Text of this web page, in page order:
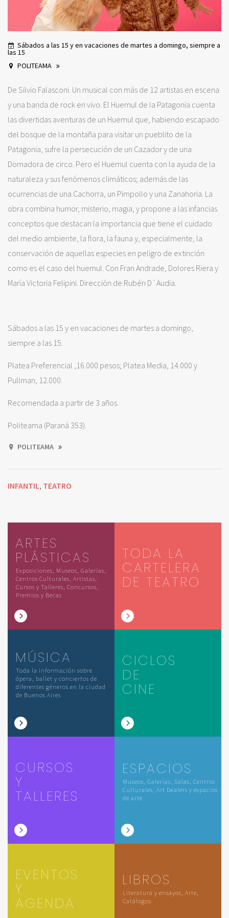
Sábados a las 15 y en vacaciones de martes a domingo, siempre a
las 15
POLITEAMA
De Silvio Falasconi. Un musical con más de 12 artistas en escena
y una banda de rock en vivo. El Huemul de la Patagonia cuenta
las divertidas aventuras de un Huemul que, habiendo escapado
del bosque de la montaña para visitar un pueblito de la
Patagonia, sufre la persecución de un Cazador y de una
Domadora de circo. Pero el Huemul cuenta con la ayuda de la
naturaleza y sus fenómenos climáticos; además de las
ocurrencias de una Cachorra, un Pimpollo y una Zanahoria. La
obra combina humor, misterio, magia, y propone a las infancias
conceptos que destacan la importancia que tiene el cuidado
del medio ambiente, la flora, la fauna y, especialmente, la
conservación de aquellas especies en peligro de extinción
como es el caso del huemul. Con Fran Andrade, Dolores Riera y
María Victoria Felipini. Dirección de Rubén D´Audia.
Sábados a las 15 y en vacaciones de martes a domingo,
siempre a las 15.
Platea Preferencial ,16.000 pesos; Platea Media, 14.000 y
Pullman, 12.000.
Recomendada a partir de 3 años.
Politeama (Paraná 353).
POLITEAMA
INFANTIL, TEATRO
ARTES
PLÁSTICAS
Exposiciones, Museos, Galerías,
Centros Culturales, Artistas,
Cursos y Talleres, Concursos,
Premios y Becas
TODA LA
CARTELERA
DE TEATRO
MÚSICA
Toda la información sobre
ópera, ballet y conciertos de
diferentes géneros en la ciudad
de Buenos Aires
CICLOS
DE
CINE
CURSOS
Y
TALLERES
ESPACIOS
Museos, Galerías, Salas, Centros
Culturales, Art Dealers y espacios
de arte
EVENTOS
Y
AGENDA
LIBROS
Literatura y ensayos, Arte,
Catálogos